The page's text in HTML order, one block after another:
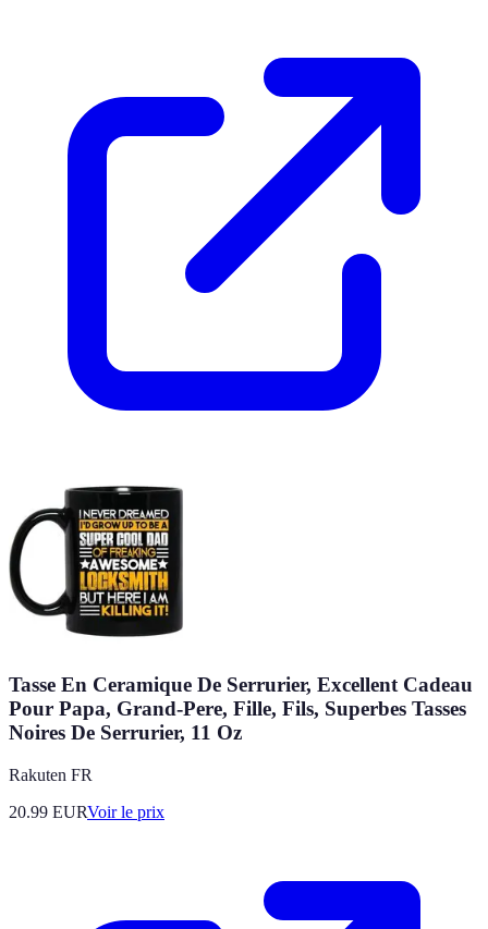
Tasse En Ceramique De Serrurier, Excellent Cadeau
Pour Papa, Grand-Pere, Fille, Fils, Superbes Tasses
Noires De Serrurier, 11 Oz
Rakuten FR
20.99 EURVoir le prix